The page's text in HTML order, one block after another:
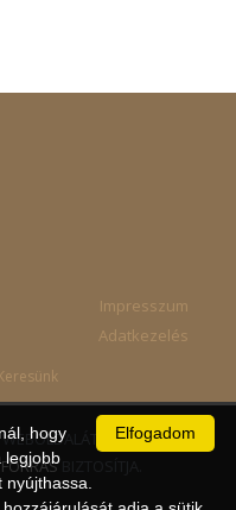
Impresszum
Adatkezelés
ÉS ÜGYVITELI
BIZTOSÍTJA.
Elfogadom
hogy
legjobb